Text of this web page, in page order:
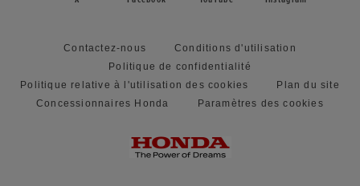
Contactez-nous
Conditions d'utilisation
Politique de confidentialité
Politique relative à l'utilisation des cookies
Plan du site
Concessionnaires Honda
Paramètres des cookies